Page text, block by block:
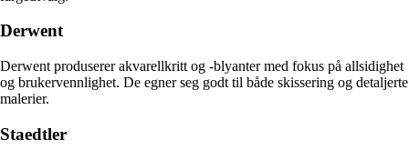
Derwent
Derwent produserer akvarellkritt og -blyanter med fokus på allsidighet
og brukervennlighet. De egner seg godt til både skissering og detaljerte
malerier.
Staedtler